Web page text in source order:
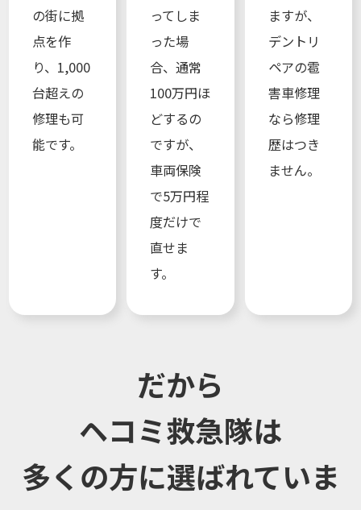
の街に拠
点を作
り、1,000
台超えの
修理も可
能です。
ってしま
った場
合、通常
100万円ほ
どするの
ですが、
車両保険
で5万円程
度だけで
直せま
す。
ますが、
デントリ
ペアの雹
害車修理
なら修理
歴はつき
ません。
だから
ヘコミ救急隊は
多くの方に選ばれていま